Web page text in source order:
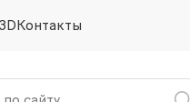
Контакты